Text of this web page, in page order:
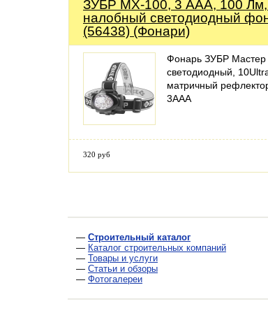
ЗУБР МХ-100, 3 AAA, 100
налобный светодиодный
(56438) (Фонари)
Фонарь ЗУБР Мастер
светодиодный,
матричный
3ААА
320 руб
— Строительный каталог
— Каталог строительных компаний
— Товары и услуги
— Статьи и обзоры
— Фотогалереи